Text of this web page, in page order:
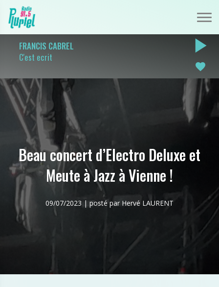
FRANCIS CABREL
C'est ecrit
play_arrow
favorite
Beau concert d’Electro Deluxe et
Meute à Jazz à Vienne !
09/07/2023 | posté par Hervé LAURENT